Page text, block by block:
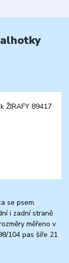
se psem.
i zadní straně
měřeno v
104 pas šíře 21